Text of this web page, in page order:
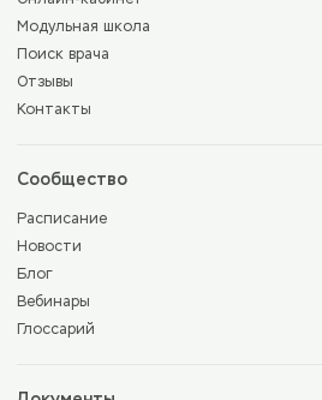
Модульная школа
Поиск врача
Отзывы
Контакты
Сообщество
Расписание
Новости
Блог
Вебинары
Глоссарий